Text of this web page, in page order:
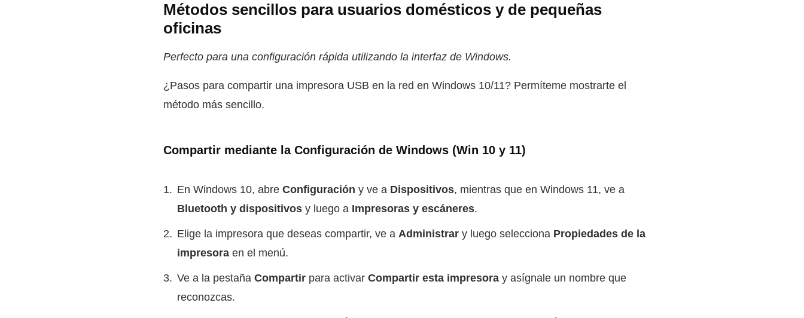
Métodos sencillos para usuarios domésticos y de pequeñas
oficinas
Perfecto para una configuración rápida utilizando la interfaz de Windows.
¿Pasos para compartir una impresora USB en la red en Windows 10/11? Permíteme mostrarte el
método más sencillo.
Compartir mediante la Configuración de Windows (Win 10 y 11)
En Windows 10, abre Configuración y ve a Dispositivos, mientras que en Windows 11, ve a
Bluetooth y dispositivos y luego a Impresoras y escáneres.
Elige la impresora que deseas compartir, ve a Administrar y luego selecciona Propiedades de la
impresora en el menú.
Ve a la pestaña Compartir para activar Compartir esta impresora y asígnale un nombre que
reconozcas.